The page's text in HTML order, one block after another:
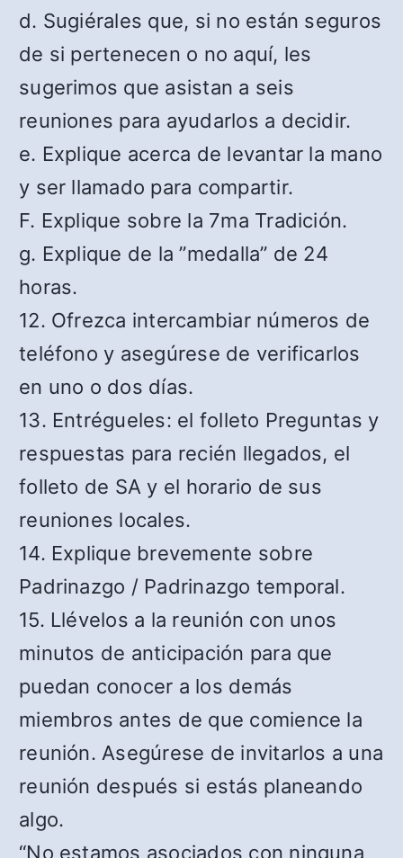
d. Sugiérales que, si no están seguros
de si pertenecen o no aquí, les
sugerimos que asistan a seis
reuniones para ayudarlos a decidir.
e. Explique acerca de levantar la mano
y ser llamado para compartir.
F. Explique sobre la 7ma Tradición.
g. Explique de la ”medalla” de 24
horas.
12. Ofrezca intercambiar números de
teléfono y asegúrese de verificarlos
en uno o dos días.
13. Entrégueles: el folleto Preguntas y
respuestas para recién llegados, el
folleto de SA y el horario de sus
reuniones locales.
14. Explique brevemente sobre
Padrinazgo / Padrinazgo temporal.
15. Llévelos a la reunión con unos
minutos de anticipación para que
puedan conocer a los demás
miembros antes de que comience la
reunión. Asegúrese de invitarlos a una
reunión después si estás planeando
algo.
“No estamos asociados con ninguna